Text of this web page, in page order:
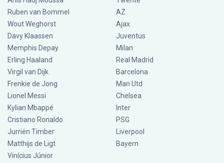
Ruben van Bommel
Wout Weghorst
Davy Klaassen
Memphis Depay
Erling Haaland
Virgil van Dijk
Frenkie de Jong
Lionel Messi
Kylian Mbappé
Cristiano Ronaldo
Jurriën Timber
Matthijs de Ligt
Vinícius Júnior
AZ
Ajax
Juventus
Milan
Real Madrid
Barcelona
Man Utd
Chelsea
Inter
PSG
Liverpool
Bayern